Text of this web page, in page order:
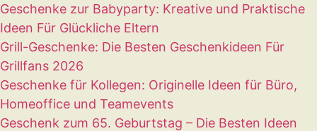
Geschenke zur Babyparty: Kreative und Praktische
Ideen Für Glückliche Eltern
Grill-Geschenke: Die Besten Geschenkideen Für
Grillfans 2026
Geschenke für Kollegen: Originelle Ideen für Büro,
Homeoffice und Teamevents
Geschenk zum 65. Geburtstag – Die Besten Ideen